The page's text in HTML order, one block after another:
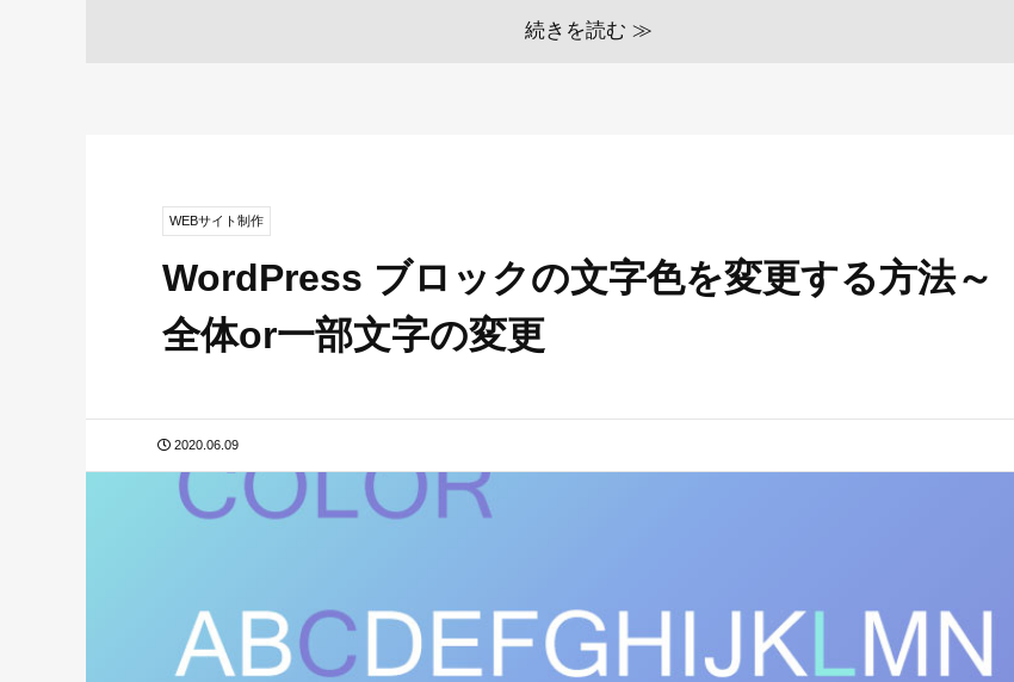
続きを読む ≫
WEBサイト制作
WordPress ブロックの文字色を変更する方法～
全体or一部文字の変更
2020.06.09